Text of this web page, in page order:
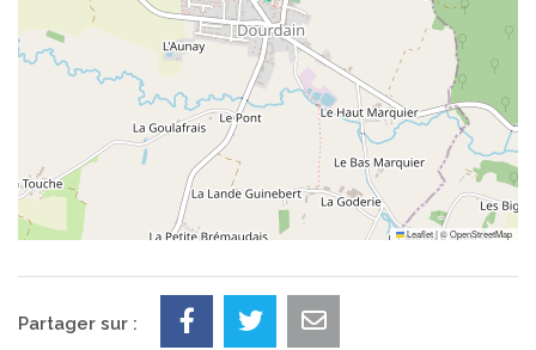
Leaflet|©OpenStreetMap
Partager sur :